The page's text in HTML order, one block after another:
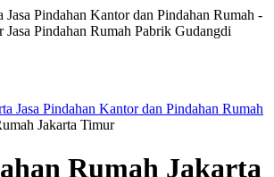
Jasa Pindahan Kantor dan Pindahan Rumah -
Jasa Pindahan Rumah Pabrik Gudangdi
Jasa Pindahan Kantor dan Pindahan Rumah
Jakarta Timur
Rumah Jakarta